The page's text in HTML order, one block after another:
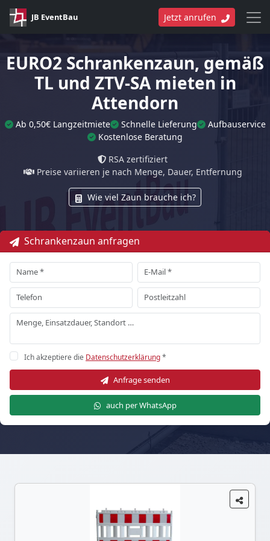
JB EventBau Jetzt anrufen
EURO2 Schrankenzaun, gemäß
TL und ZTV-SA mieten in
Attendorn
Ab 0,50€ Langzeitmiete Schnelle Lieferung
Aufbauservice
Kostenlose Beratung
RSA zertifiziert
Preise variieren je nach Menge, Dauer, Entfernung
Wie viel Zaun brauche ich?
Schrankenzaun anfragen
Ich akzeptiere die Datenschutzerklärung*
Anfrage senden
auch per WhatsApp